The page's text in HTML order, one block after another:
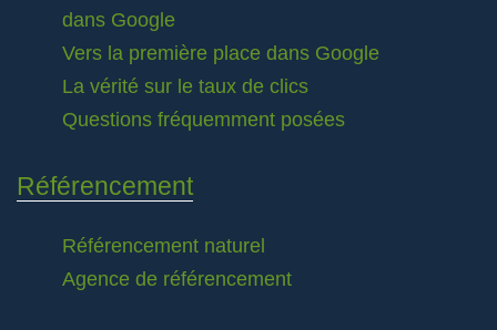
dans Google
Vers la première place dans Google
La vérité sur le taux de clics
Questions fréquemment posées
Référencement
Référencement naturel
Agence de référencement